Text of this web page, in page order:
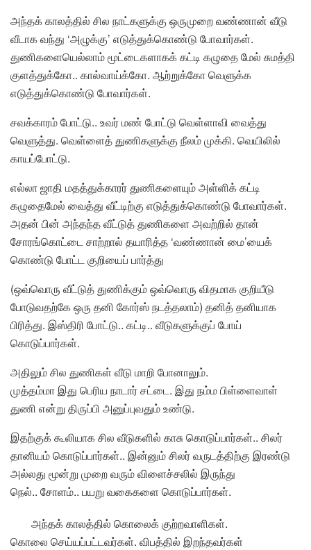
அந்தக் காலத்தில் சில நாட்களுக்கு ஒருமுறை வண்ணான் வீடு
வீடாக வந்து ‘அழுக்கு’ எடுத்துக்கொண்டு போவார்கள்.
துணிகளையெல்லாம் மூட்டைகளாகக் கட்டி கழுதை மேல் சுமத்தி
குளத்துக்கோ.. கால்வாய்க்கோ. ஆற்றுக்கோ வெளுக்க
எடுத்துக்கொண்டு போவார்கள்.
சவக்காரம் போட்டு.. உவர் மண் போட்டு வெள்ளாவி வைத்து
வெளுத்து. வெள்ளைத் துணிகளுக்கு நீலம் முக்கி. வெயிலில்
காயப்போட்டு.
எல்லா ஜாதி மதத்துக்காரர் துணிகளையும் அள்ளிக் கட்டி
கழுதைமேல் வைத்து வீட்டிற்கு எடுத்துக்கொண்டு போவார்கள்.
அதன் பின் அந்தந்த வீட்டுத் துணிகளை அவற்றில் தான்
சோரங்கொட்டை சாற்றால் தயாரித்த ‘வண்ணான் மை’யைக்
கொண்டு போட்ட குறியைப் பார்த்து
(ஒவ்வொரு வீட்டுத் துணிக்கும் ஒவ்வொரு விதமாக குறியீடு
போடுவதற்கே ஒரு தனி கோர்ஸ் நடத்தலாம்) தனித் தனியாக
பிரித்து. இஸ்திரி போட்டு.. கட்டி.. வீடுகளுக்குப் போய்
கொடுப்பார்கள்.
அதிலும் சில துணிகள் வீடு மாறி போனாலும்.
முத்தம்மா இது பெரிய நாடார் சட்டை. இது நம்ம பிள்ளைவாள்
துணி என்று திருப்பி அனுப்புவதும் உண்டு.
இதற்குக் கூலியாக சில வீடுகளில் காசு கொடுப்பார்கள்.. சிலர்
தானியம் கொடுப்பார்கள்.. இன்னும் சிலர் வருடத்திற்கு இரண்டு
அல்லது மூன்று முறை வரும் விளைச்சலில் இருந்து
நெல்.. சோளம்.. பயறு வகைகளை கொடுப்பார்கள்.
அந்தக் காலத்தில் கொலைக் குற்றவாளிகள்.
கொலை செய்யப்பட்டவர்கள். விபத்தில் இறந்தவர்கள்